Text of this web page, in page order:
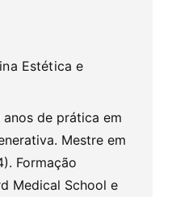
Estética e
de prática em
Mestre em
Formação
Medical School e